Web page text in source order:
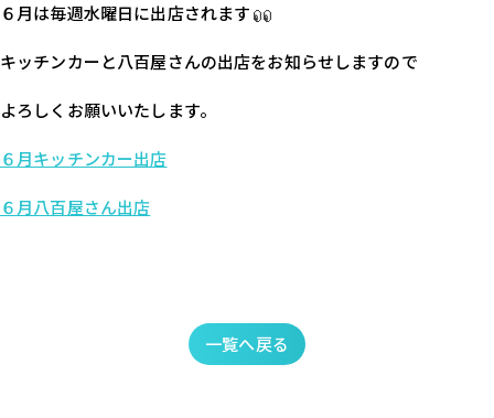
６月は毎週水曜日に出店されます
キッチンカーと八百屋さんの出店をお知らせしますので
よろしくお願いいたします。
６月キッチンカー出店
６月八百屋さん出店
一覧へ戻る